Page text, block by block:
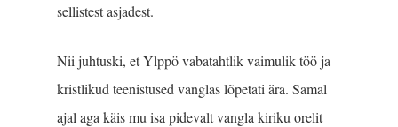
sellistest asjadest.
Nii juhtuski, et Ylppö vabatahtlik vaimulik töö ja
kristlikud teenistused vanglas lõpetati ära. Samal
ajal aga käis mu isa pidevalt vangla kiriku orelit